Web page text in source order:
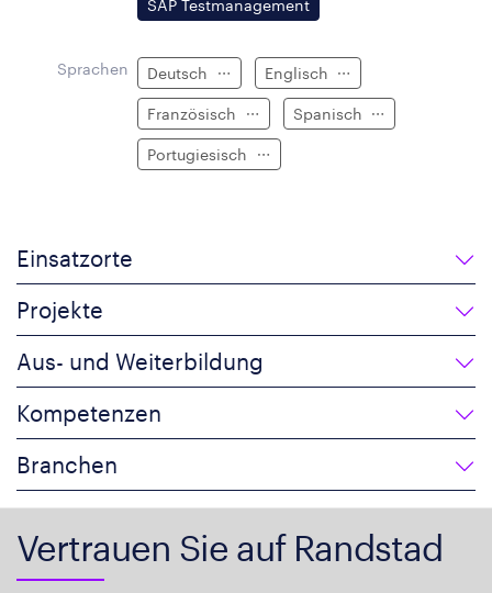
SAP Testmanagement
Sprachen Deutsch Englisch
Französisch Spanisch
Portugiesisch
Einsatzorte
Projekte
Aus- und Weiterbildung
Kompetenzen
Branchen
Vertrauen Sie auf Randstad